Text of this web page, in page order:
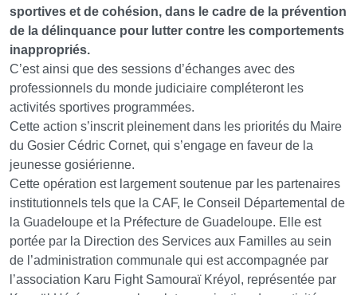
sportives et de cohésion, dans le cadre de la prévention
de la délinquance pour lutter contre les comportements
inappropriés.
C’est ainsi que des sessions d’échanges avec des
professionnels du monde judiciaire compléteront les
activités sportives programmées.
Cette action s’inscrit pleinement dans les priorités du Maire
du Gosier Cédric Cornet, qui s’engage en faveur de la
jeunesse gosiérienne.
Cette opération est largement soutenue par les partenaires
institutionnels tels que la CAF, le Conseil Départemental de
la Guadeloupe et la Préfecture de Guadeloupe. Elle est
portée par la Direction des Services aux Familles au sein
de l’administration communale qui est accompagnée par
l’association Karu Fight Samouraï Kréyol, représentée par